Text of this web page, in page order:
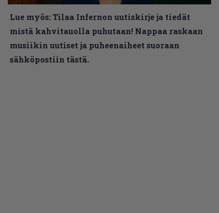
Lue myös:Tilaa Infernon uutiskirje ja tiedät
mistä kahvitauolla puhutaan! Nappaa raskaan
musiikin uutiset ja puheenaiheet suoraan
sähköpostiin tästä.